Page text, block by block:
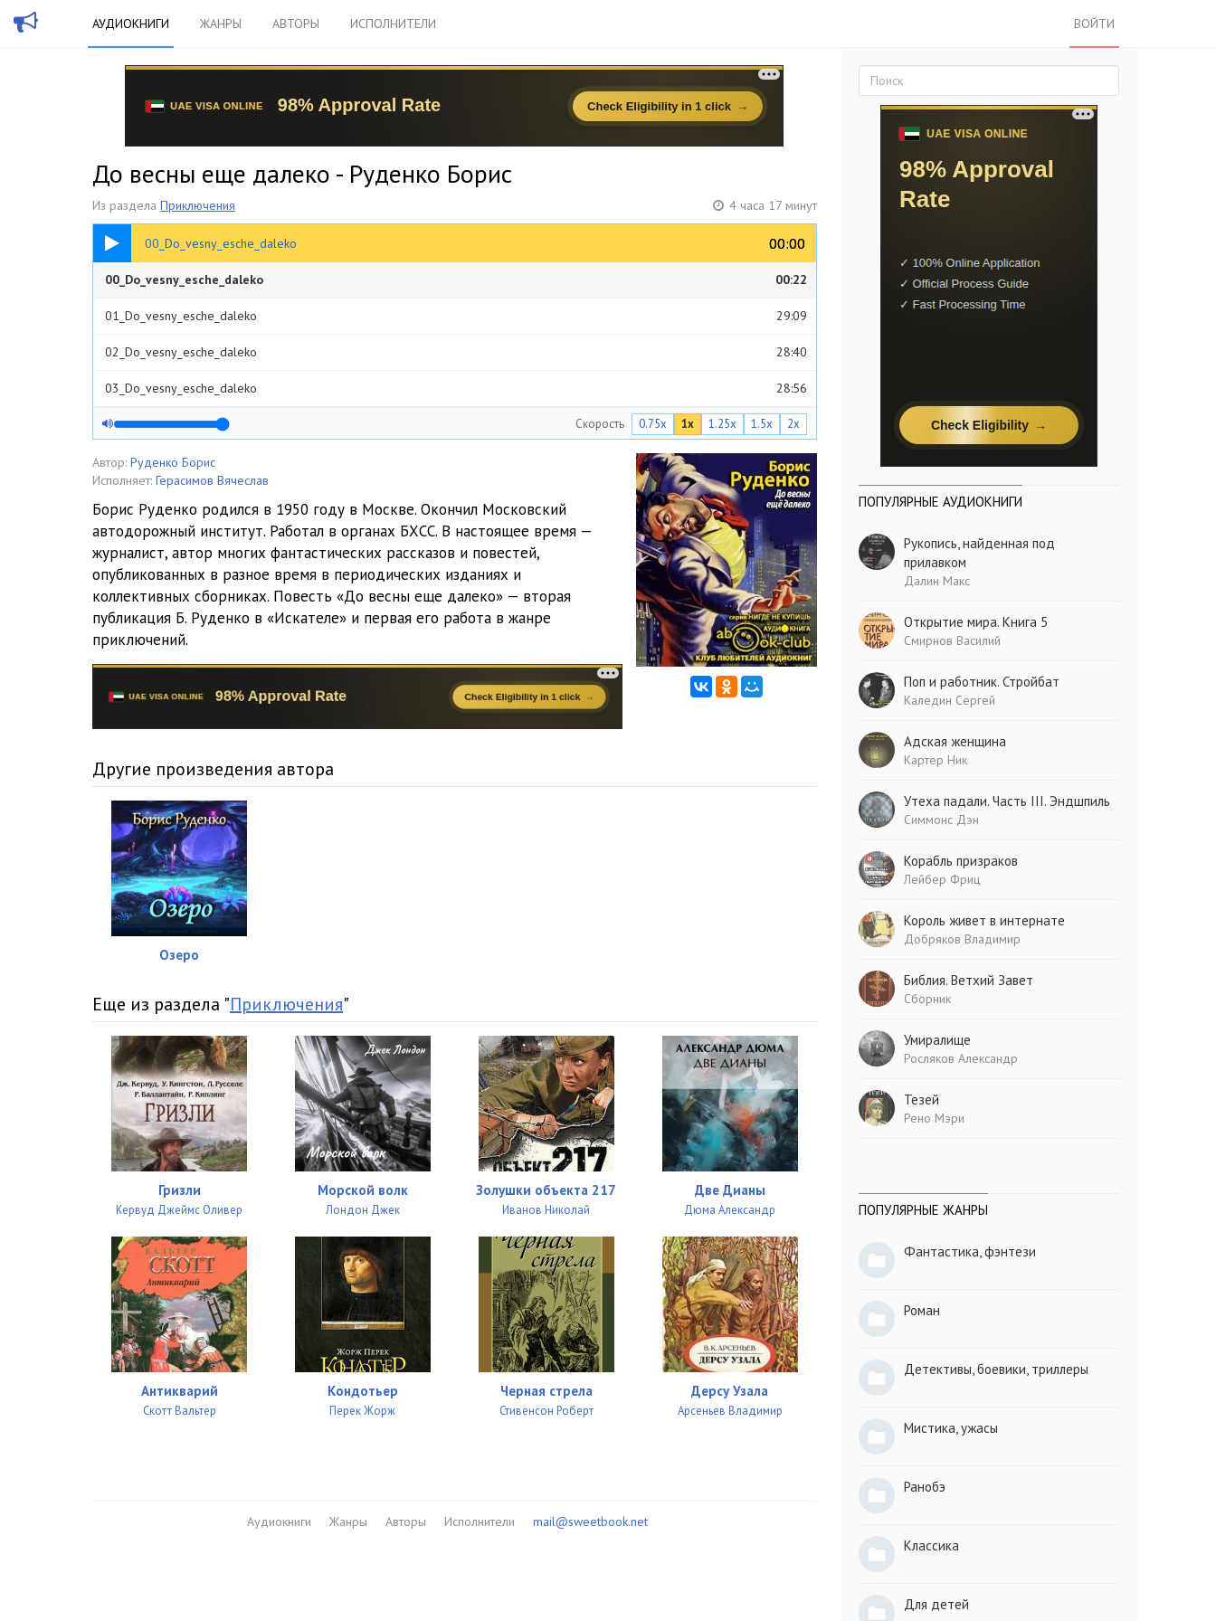
АУДИОКНИГИ ЖАНРЫ АВТОРЫ ИСПОЛНИТЕЛИ ВОЙТИ
До весны еще далеко - Руденко Борис
Из раздела Приключения 4 часа 17 минут
00_Do_vesny_esche_daleko 00:00
00:00
00:22
00_Do_vesny_esche_daleko 00:22
01_Do_vesny_esche_daleko 29:09
02_Do_vesny_esche_daleko 28:40
03_Do_vesny_esche_daleko 28:56
04_Do_vesny_esche_daleko 29:16
05_Do_vesny_esche_daleko 29:42
28:17
07_Do_vesny_esche_daleko
08_Do_vesny_esche_daleko 28:38
09_Do_vesny_esche_daleko 24:57
Скорость 0.75x 1x 1.25x 1.5x 2x
Автор: Руденко Борис
Исполняет: Герасимов Вячеслав
Борис Руденко родился в 1950 году в Москве. Окончил Московский
автодорожный институт. Работал в органах БХСС. В настоящее время —
журналист, автор многих фантастических рассказов и повестей,
опубликованных в разное время в периодических изданиях и
коллективных сборниках. Повесть «До весны еще далеко» — вторая
публикация Б. Руденко в «Искателе» и первая его работа в жанре
приключений.
Другие произведения автора
Озеро
Еще из раздела "Приключения"
Гризли
Кервуд Джеймс Оливер
Морской волк
Лондон Джек
Золушки объекта 217
Иванов Николай
Две Дианы
Дюма Александр
Антикварий
Скотт Вальтер
Кондотьер
Перек Жорж
Черная стрела
Стивенсон Роберт
Дерсу Узала
Арсеньев Владимир
Аудиокниги Жанры Авторы Исполнители mail@sweetbook.net
ПОПУЛЯРНЫЕ АУДИОКНИГИ
Рукопись, найденная под
прилавком
Далин Макс
Открытие мира. Книга 5
Смирнов Василий
Поп и работник. Стройбат
Каледин Сергей
Адская женщина
Картер Ник
Утеха падали. Часть III. Эндшпиль
Симмонс Дэн
Корабль призраков
Лейбер Фриц
Король живет в интернате
Добряков Владимир
Библия. Ветхий Завет
Сборник
Умиралище
Росляков Александр
Тезей
Рено Мэри
ПОПУЛЯРНЫЕ ЖАНРЫ
Фантастика, фэнтези
Роман
Детективы, боевики, триллеры
Мистика, ужасы
Ранобэ
Классика
Для детей